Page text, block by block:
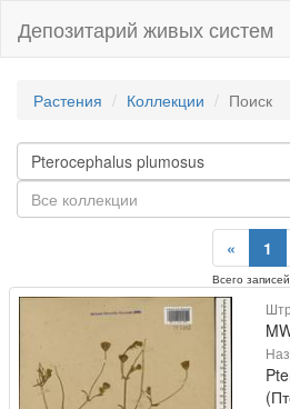
Депозитарий живых систем
Растения Коллекции Поиск
Все коллекции
« 1
Всего